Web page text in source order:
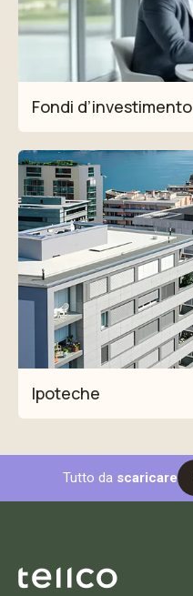
Fondi d’investimento
Ipoteche
Tutto da scaricare